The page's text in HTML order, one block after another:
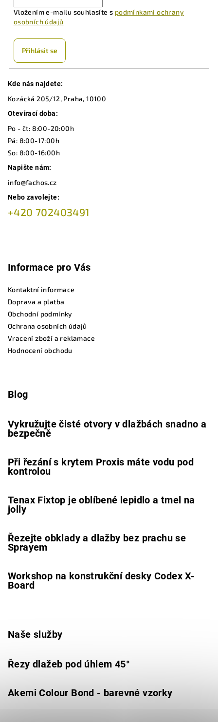
Vložením e-mailu souhlasíte s podmínkami ochrany
osobních údajů
Přihlásit se
Kde nás najdete:
Kozácká 205/12, Praha, 10100
Otevírací doba:
Po - čt: 8:00-20:00h
Pá: 8:00-17:00h
So: 8:00-16:00h
Napište nám:
info@fachos.cz
Nebo zavolejte:
+420 702403491
Informace pro Vás
Kontaktní informace
Doprava a platba
Obchodní podmínky
Ochrana osobních údajů
Vracení zboží a reklamace
Hodnocení obchodu
Blog
Vykružujte čisté otvory v dlažbách snadno a
bezpečně
Při řezání s krytem Proxis máte vodu pod
kontrolou
Tenax Fixtop je oblíbené lepidlo a tmel na
jolly
Řezejte obklady a dlažby bez prachu se
Sprayem
Workshop na konstrukční desky Codex X-
Board
Naše služby
Řezy dlažeb pod úhlem 45°
Akemi Colour Bond - barevné vzorky